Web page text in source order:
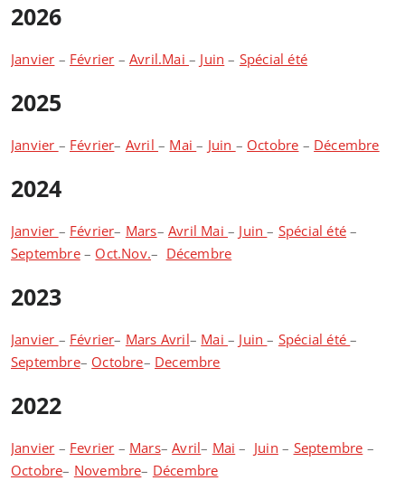
2026
Janvier – Février –Avril.Mai– Juin – Spécial été
2025
Janvier – Février– Avril– Mai– Juin – Octobre – Décembre
2024
Janvier – Février– Mars–Avril Mai– Juin– Spécial été –
Septembre– Oct.Nov.– Décembre
2023
Janvier – Février– Mars Avril– Mai– Juin– Spécial été–
Septembre– Octobre– Decembre
2022
Janvier – Fevrier – Mars–Avril– Mai – Juin – Septembre –
Octobre– Novembre– Décembre